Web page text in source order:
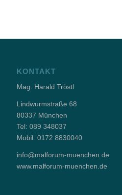
KONTAKT
Mag. Harald Tröstl
Lindwurmstraße 68
80337 München
Tel: 089 348037
Mobil: 0172 8830040
info@malforum-muenchen.de
www.malforum-muenchen.de